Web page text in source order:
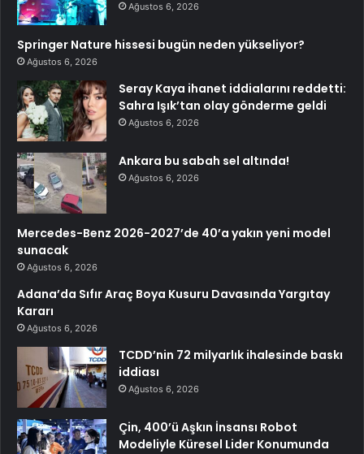
Ağustos 6, 2026
Springer Nature hissesi bugün neden yükseliyor?
Ağustos 6, 2026
Seray Kaya ihanet iddialarını reddetti:
Sahra Işık’tan olay gönderme geldi
Ağustos 6, 2026
Ankara bu sabah sel altında!
Ağustos 6, 2026
Mercedes-Benz 2026-2027’de 40’a yakın yeni model
sunacak
Ağustos 6, 2026
Adana’da Sıfır Araç Boya Kusuru Davasında Yargıtay
Kararı
Ağustos 6, 2026
TCDD’nin 72 milyarlık ihalesinde baskı
iddiası
Ağustos 6, 2026
Çin, 400’ü Aşkın İnsansı Robot
Modeliyle Küresel Lider Konumunda